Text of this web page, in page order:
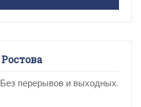
перерывов и выходных.